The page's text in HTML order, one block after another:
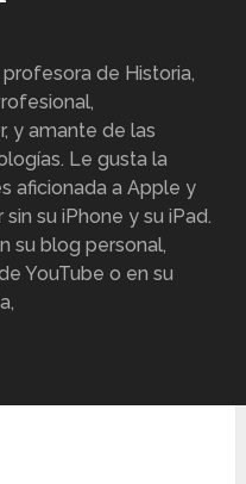
de Historia,
y amante de las
Le gusta la
aficionada a Apple y
su iPhone y su iPad.
su blog personal,
YouTube o en su